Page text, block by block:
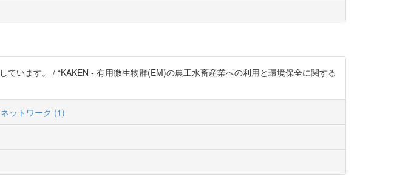
います。 / “KAKEN - 有用微生物群(EM)の農工水畜産業への利用と環境保全に関する
ットワーク (1)